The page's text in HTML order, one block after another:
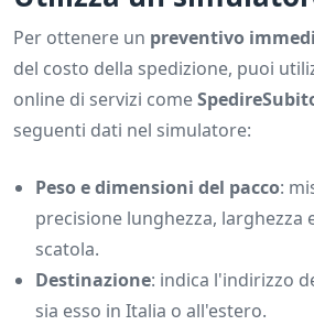
Per ottenere un preventivo
del costo della spedizione, puoi
online di servizi come
seguenti dati nel simulatore:
Peso e dimensioni del pacco:
precisione lunghezza, larghezza
scatola.
Destinazione: indica l'indirizzo
sia esso in Italia o all'estero.